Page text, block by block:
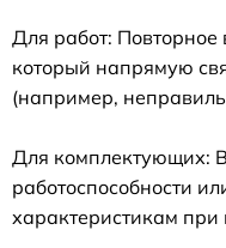
Для работ: Повторное
который напрямую
(например,
Для комплектующих:
работоспособности
характеристикам